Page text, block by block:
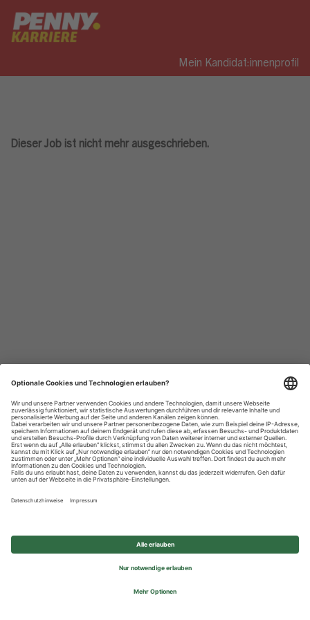
Mein Kandidat:innenprofil
Dieser Job ist nicht mehr ausgeschrieben.
Datenschutzhinweise
Impressum
Privatsphäre-Einstellungen
© 2026 REWE Group - All rights reserved